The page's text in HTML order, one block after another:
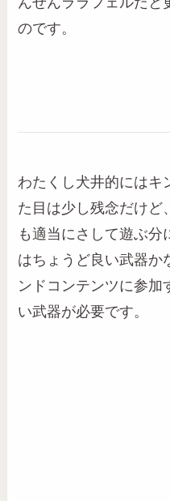
のです。
わたくし犬井的にはキ
た目は少し残念だけど
も適当にさして遊ぶ分
はちょうど良い武器か
ンドコンテンツに参加
い武器が必要です。